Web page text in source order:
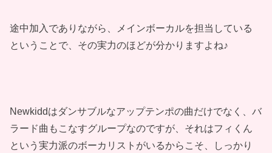
途中加入でありながら、メインボーカルを担当している
ということで、その実力のほどが分かりますよね♪
Newkiddはダンサブルなアップテンポの曲だけでなく、バ
ラード曲もこなすグループなのですが、それはフィくん
という実力派のボーカリストがいるからこそ、しっかり